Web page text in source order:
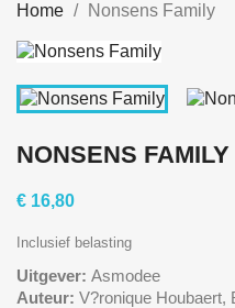
Home Nonsens Family
NONSENS FAMILY
€ 16,80
Inclusief belasting
Uitgever: Asmodee
Auteur: V?ronique Houbaert,